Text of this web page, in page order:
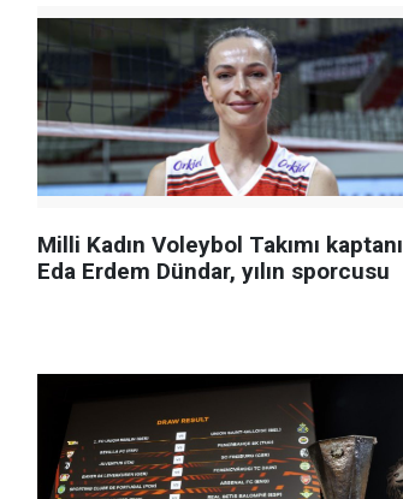
Milli Kadın Voleybol Takımı kaptanı
Eda Erdem Dündar, yılın sporcusu